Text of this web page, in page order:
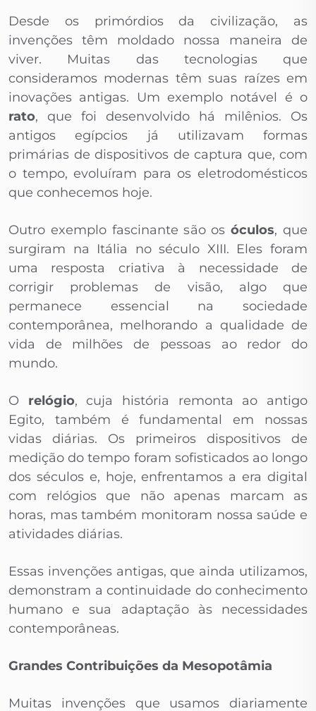
Desde os primórdios da civilização, as
invenções têm moldado nossa maneira de
viver. Muitas das tecnologias que
consideramos modernas têm suas raízes em
inovações antigas. Um exemplo notável é o
rato, que foi desenvolvido há milênios. Os
antigos egípcios já utilizavam formas
primárias de dispositivos de captura que, com
o tempo, evoluíram para os eletrodomésticos
que conhecemos hoje.
Outro exemplo fascinante são osóculos, que
surgiram na Itália no século XIII. Eles foram
uma resposta criativa à necessidade de
corrigir problemas de visão, algo que
permanece essencial na sociedade
contemporânea, melhorando a qualidade de
vida de milhões de pessoas ao redor do
mundo.
O relógio, cuja história remonta ao antigo
Egito, também é fundamental em nossas
vidas diárias. Os primeiros dispositivos de
medição do tempo foram sofisticados ao longo
dos séculos e, hoje, enfrentamos a era digital
com relógios que não apenas marcam as
horas, mas também monitoram nossa saúde e
atividades diárias.
Essas invenções antigas, que ainda utilizamos,
demonstram a continuidade do conhecimento
humano e sua adaptação às necessidades
contemporâneas.
Grandes Contribuições da Mesopotâmia
Muitas invenções que usamos diariamente